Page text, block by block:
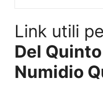
Link utili
Del
Numidio